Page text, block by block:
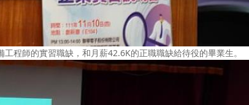
程師的實習職缺，和月薪42.6K的正職職缺給待役的畢業生。